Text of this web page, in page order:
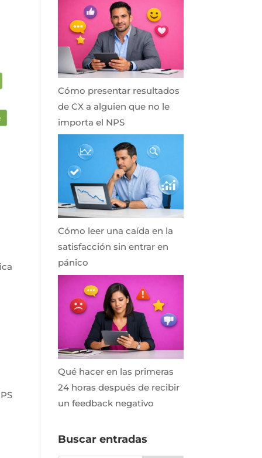
Cómo presentar resultados
de CX a alguien que no le
importa el NPS
Cómo leer una caída en la
satisfacción sin entrar en
pánico
Qué hacer en las primeras
24 horas después de recibir
un feedback negativo
Buscar entradas